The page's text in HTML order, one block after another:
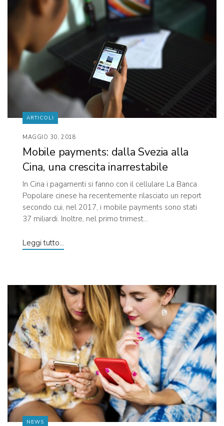
ARTICOLI
MAGGIO 30, 2018
Mobile payments: dalla Svezia alla
Cina, una crescita inarrestabile
In Cina i pagamenti si fanno con il cellulare La Banca
Popolare cinese ha recentemente rilasciato un report
secondo cui, nel 2017, i mobile payments sono stati
37 miliardi. Inoltre, nel primo trimest...
Leggi tutto...
NEWS